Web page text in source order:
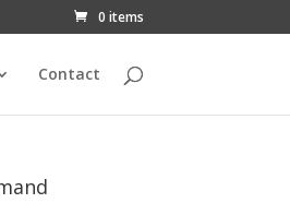
0 items
Contact